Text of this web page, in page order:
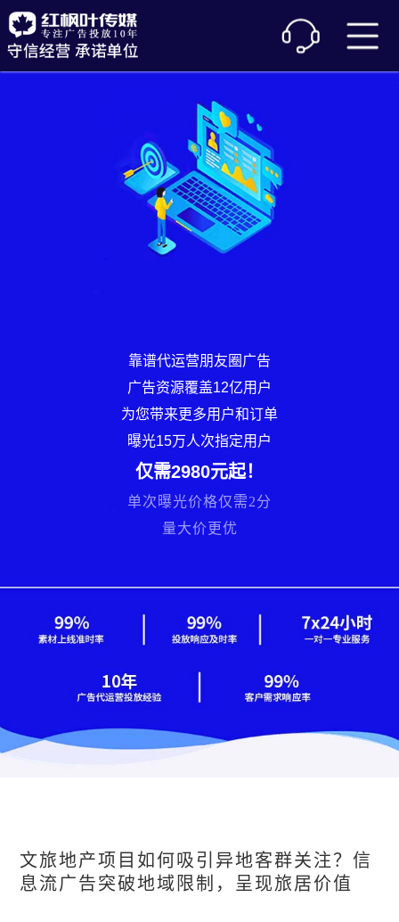
靠谱代运营朋友圈广告
广告资源覆盖12亿用户
为您带来更多用户和订单
曝光15万人次指定用户
仅需2980元起！
单次曝光价格仅需2分
量大价更优
文旅地产项目如何吸引异地客群关注？信
息流广告突破地域限制，呈现旅居价值